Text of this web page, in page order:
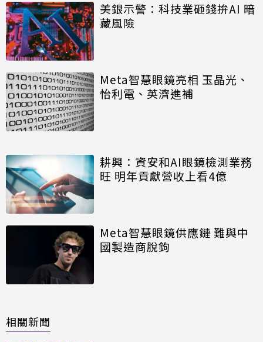
美銀示警：科技業砸錢拚AI 暗
藏風險
Meta智慧眼鏡亮相 玉晶光、
怡利電、英濟進補
耕興：資安和AI眼鏡檢測業務
旺 明年貢獻營收上看4億
Meta智慧眼鏡供應鏈 難與中
國製造商脫鉤
相關新聞